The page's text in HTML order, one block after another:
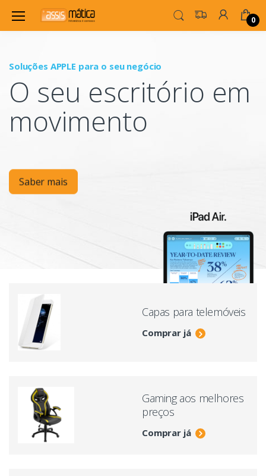
0
Soluções APPLE para o seu negócio
O seu escritório em
movimento
Saber mais
Capas para telemóveis
Comprar já
Gaming aos melhores
preços
Comprar já